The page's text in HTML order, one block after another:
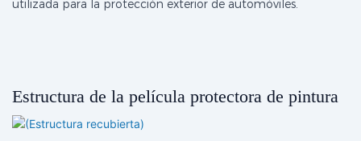
utilizada para la protección exterior de automóviles.
Estructura de la película protectora de pintura